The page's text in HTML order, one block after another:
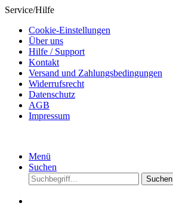
Service/Hilfe
Cookie-Einstellungen
Über uns
Hilfe / Support
Kontakt
Versand und Zahlungsbedingungen
Widerrufsrecht
Datenschutz
AGB
Impressum
Menü
Suchen
Suchen